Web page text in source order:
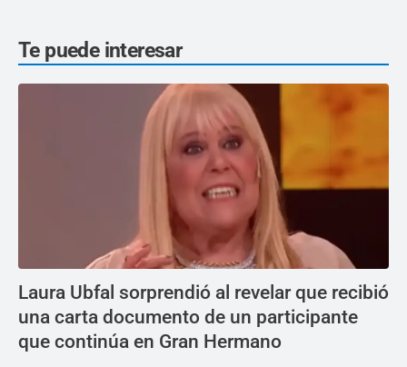
Te puede interesar
Laura Ubfal sorprendió al revelar que recibió
una carta documento de un participante
que continúa en Gran Hermano